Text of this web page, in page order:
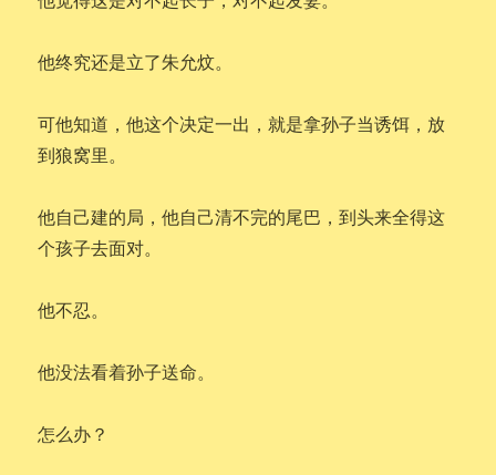
他终究还是立了朱允炆。
可他知道，他这个决定一出，就是拿孙子当诱饵，放
到狼窝里。
他自己建的局，他自己清不完的尾巴，到头来全得这
个孩子去面对。
他不忍。
他没法看着孙子送命。
怎么办？